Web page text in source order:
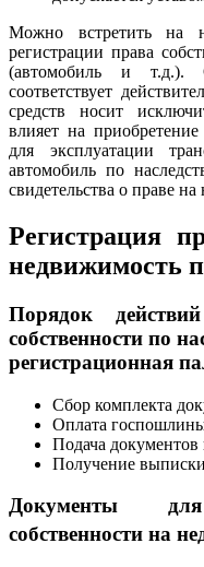
Можно встретить на
регистрации права
(автомобиль и т.д.).
соответствует
средств носит
влияет на
для эксплуатации
автомобиль по
свидетельства о праве на
Регистрация
недвижимость
Порядок
собственности по
регистрационная
Сбор комплекта
Оплата
Подача
Получение
Документы
собственности на